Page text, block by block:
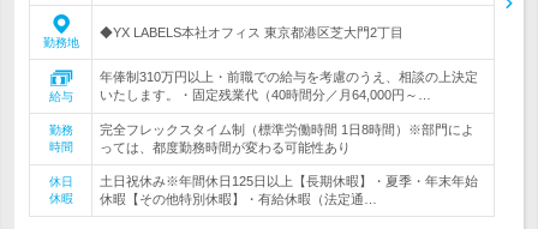
勤務地
◆YX LABELS本社オフィス 東京都港区芝大門2丁目
給与
年俸制310万円以上・前職での給与を考慮のうえ、相談の上決定
いたします。・固定残業代（40時間分／月64,000円～…
勤務
時間
完全フレックスタイム制（標準労働時間 1日8時間）※部門によ
っては、都度勤務時間が変わる可能性あり
休日
休暇
土日祝休み※年間休日125日以上【長期休暇】・夏季・年末年始
休暇【その他特別休暇】・有給休暇（法定通…